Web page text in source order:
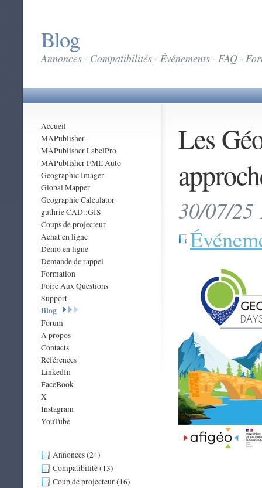
Blog
Annonces - Compatibilités - Événements - FAQ -
Accueil
MAPublisher
MAPublisher LabelPro
MAPublisher FME Auto
Geographic Imager
Global Mapper
Geographic Calculator
guthrie CAD::GIS
Coups de projecteur
Achat en ligne
Démo en ligne
Demande de rappel
Formation
Foire Aux Questions
Support
Blog
Forum
À propos
Contacts
Références
LinkedIn
FaceBook
X
Instagram
YouTube
Annonces (24)
Compatibilité (13)
Coup de projecteur (16)
Les
30/07/25